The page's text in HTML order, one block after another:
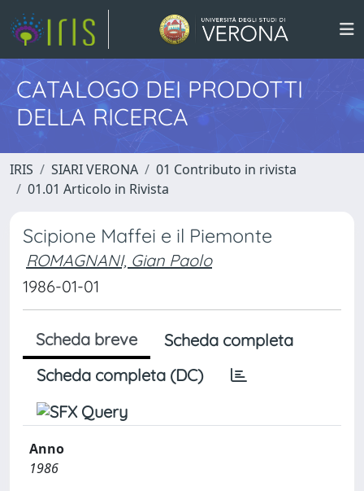
CATALOGO DEI PRODOTTI
DELLA RICERCA
IRIS SIARI VERONA
01 Contributo in rivista
01.01 Articolo in Rivista
Scipione Maffei e il Piemonte
ROMAGNANI, Gian Paolo
1986-01-01
Scheda breve
Scheda completa
Scheda completa (DC)
Anno
1986